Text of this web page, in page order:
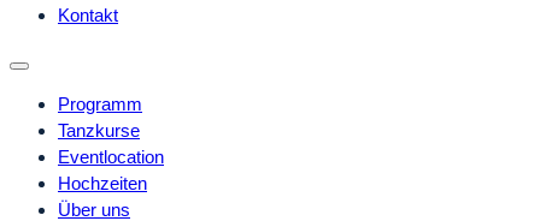
Kontakt
Programm
Tanzkurse
Eventlocation
Hochzeiten
Über uns